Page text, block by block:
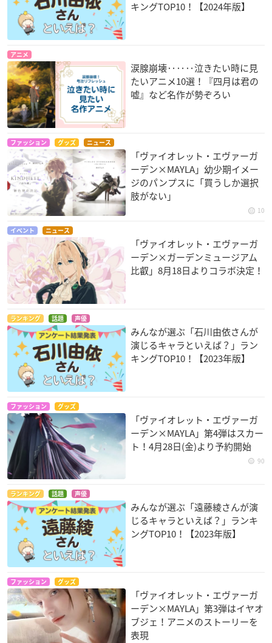
キングTOP10！【2024年版】
アニメ
涙腺崩壊‥‥‥泣きたい時に見
たいアニメ10選！『四月は君の
嘘』など名作が勢ぞろい
ファッション グッズ ニュース
「ヴァイオレット・エヴァーガ
ーデン×MAYLA」幼少期イメー
ジのパンプスに「買うしか選択
肢がない」
10
イベント ニュース
「ヴァイオレット・エヴァーガ
ーデン×ガーデンミュージアム
比叡」8月18日よりコラボ決定！
ランキング 話題 声優
みんなが選ぶ「石川由依さんが
演じるキャラといえば？」ラン
キングTOP10！【2023年版】
ファッション グッズ
「ヴァイオレット・エヴァーガ
ーデン×MAYLA」第4弾はスカー
ト！4月28日(金)より予約開始
90
ランキング 話題 声優
みんなが選ぶ「遠藤綾さんが演
じるキャラといえば？」ランキ
ングTOP10！【2023年版】
ファッション グッズ
「ヴァイオレット・エヴァーガ
ーデン×MAYLA」第3弾はイヤオ
ブジェ！アニメのストーリーを
表現